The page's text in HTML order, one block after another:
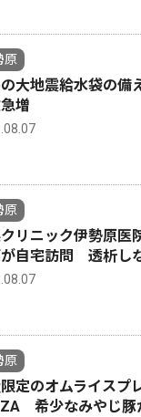
原
大地震給水袋の
増
原
リニック伊勢原
自宅訪問 透析し
原
定のオムライス
希少なみやじ豚